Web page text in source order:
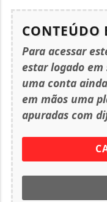
CONTEÚDO
Para acessar
estar logado em
uma conta
em mãos uma
apuradas com